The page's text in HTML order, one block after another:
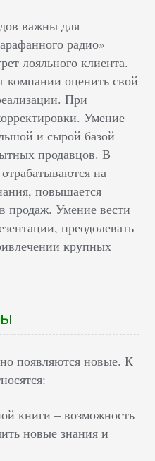
важны для
радио»
лояльного клиента.
компании оценить свой
При
Умение
и сырой базой
продавцов. В
на
повышается
продаж. Умение вести
преодолевать
крупных
появляются новые. К
книги – возможность
новые знания и